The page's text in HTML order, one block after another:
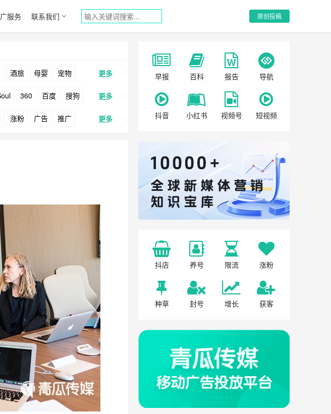
服务 联系我们 原创投稿
酒旅 母婴 宠物 更多
360 百度 搜狗
Bing
更多
涨粉 广告 推广 更多
早报 百科 报告 导航
抖音 小红书 视频号 短视频
抖店 养号 限流 涨粉
种草 封号 增长 获客